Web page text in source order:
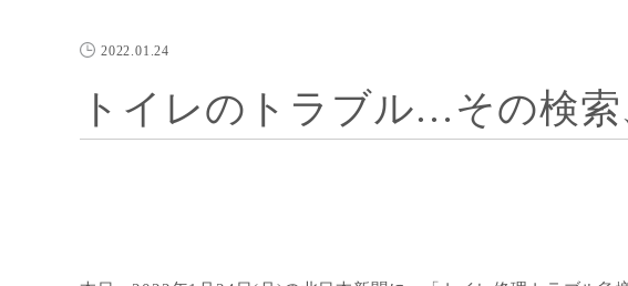
2022.01.24
トイレのトラブル…その検索